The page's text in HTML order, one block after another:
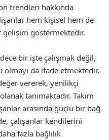
trendleri hakkında
hem kişisel hem de
göstermektedir.
bir işte çalışmak değil,
olmayı da ifade etmektedir.
vererek, yenilikçi
tanımaktadır. Takım
arasında güçlü bir bağ
çalışanlar kendilerini
fazla bağlılık